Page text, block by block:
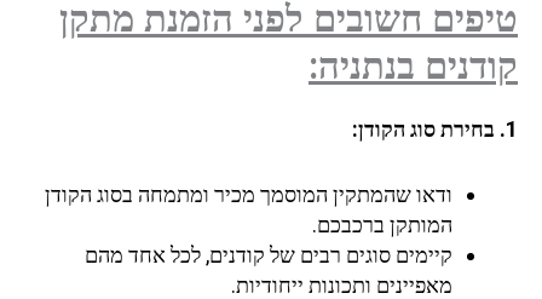
טיפים חשובים לפני הזמנת מתקן
קודנים בנתניה:
1. בחירת סוג הקודן:
ודאו שהמתקין המוסמך מכיר ומתמחה בסוג הקודן
המותקן ברכבכם.
קיימים סוגים רבים של קודנים, לכל אחד מהם
מאפיינים ותכונות ייחודיות.